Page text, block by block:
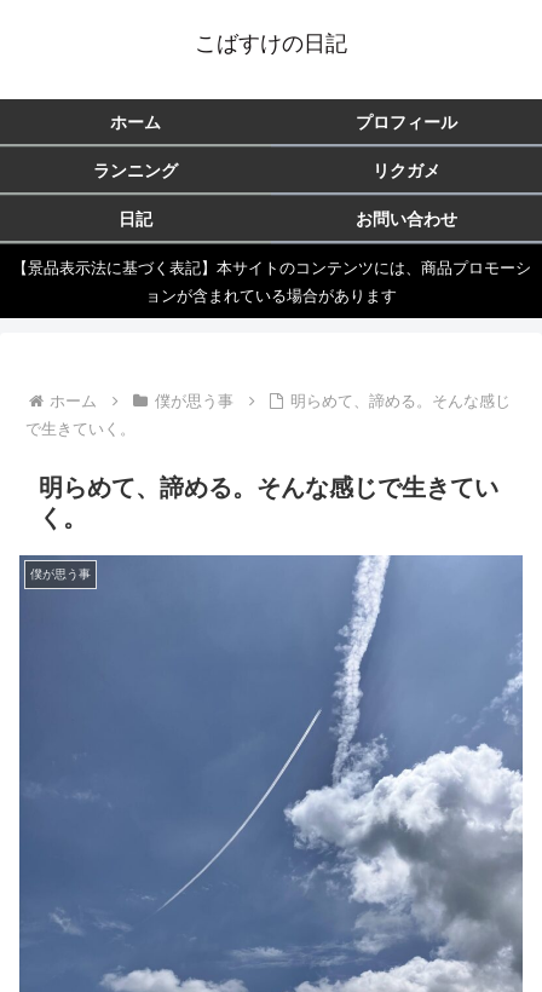
こばすけの日記
ホーム プロフィール
ランニング リクガメ
日記 お問い合わせ
【景品表示法に基づく表記】本サイトのコンテンツには、商品プロモーシ
ョンが含まれている場合があります
ホーム 僕が思う事
明らめて、諦める。そんな感じ
で生きていく。
明らめて、諦める。そんな感じで生きてい
く。
僕が思う事